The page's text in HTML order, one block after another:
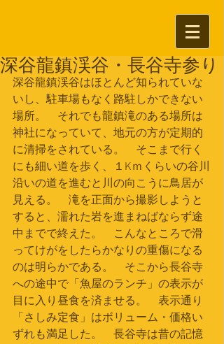
深谷龍鎮渓谷・長谷寺参り
深谷龍鎮渓谷はほとんど知られていな
いし、駐車場もなく路駐しかできない
場所。　それでも龍鎮滝のある場所は
神社になっていて、地元の方が定期的
に清掃をされている。　そこまで行く
にも細い道を歩く、１Kｍくらいの谷川
沿いの道を進むと川の向こうに鳥居が
見える。　滝を正面から撮影しようと
すると、濡れた岩を進まねばならず途
中までで終えた。　こんなところで滑
ってけがをしたらかなりの重傷になる
のは明らかである。　そこから長谷寺
への途中で「魚屋のランチ」の表示が
目に入り昼食を済ませる。　表示通り
「さしみ定食」はボリューム・価格い
ずれも満足した。　長谷寺は昔の記憶